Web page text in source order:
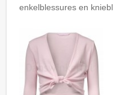
enkelblessures en